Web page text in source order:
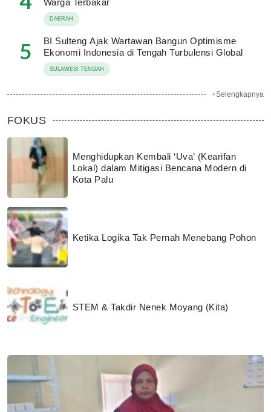
Warga Terbakar
DAERAH
5
BI Sulteng Ajak Wartawan Bangun Optimisme
Ekonomi Indonesia di Tengah Turbulensi Global
SULAWESI TENGAH
+Selengkapnya
FOKUS
Menghidupkan Kembali ‘Uva’ (Kearifan
Lokal) dalam Mitigasi Bencana Modern di
Kota Palu
Ketika Logika Tak Pernah Menebang Pohon
STEM & Takdir Nenek Moyang (Kita)